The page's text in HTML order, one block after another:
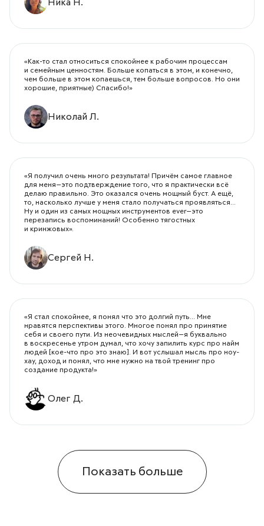
Ника Н.
«Как-то стал относиться спокойнее к рабочим процессам
и семейным ценностям. Больше копаться в этом, и конечно,
чем больше в этом копаешься, тем больше вопросов. Но они
хорошие, приятные) Спасибо!»
Николай Л.
«Я получил очень много результата! Причём самое главное
для меня—это подтверждение того, что я практически всё
делаю правильно. Это оказался очень мощный буст. А ещё,
то, насколько лучше у меня стало получаться проявляться...
Ну и один из самых мощных инструментов ever—это
перезапись воспоминаний! Особенно тягостных
и кринжовых».
Сергей Н.
«Я стал спокойнее, я понял что это долгий путь... Мне
нравятся перспективы этого. Многое понял про принятие
себя и своего пути. Из неочевидных мыслей—я буквально
в воскресенье утром думал, что хочу запилить курс про найм
людей [кое-что про это знаю]. И вот услышал мысль про ноу-
хау, доход и понял, что мне нужно на твой тренинг про
создание продукта!»
Олег Д.
Показать больше